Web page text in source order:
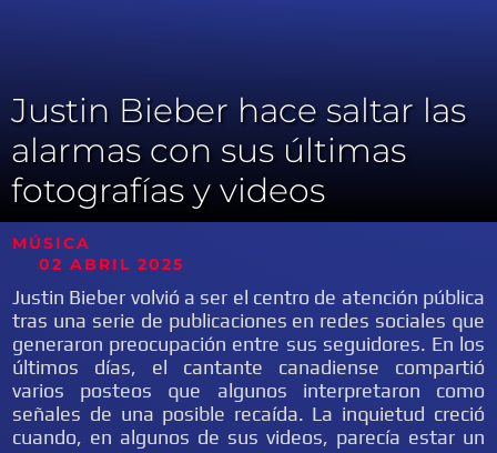
Justin Bieber hace saltar las
alarmas con sus últimas
fotografías y videos
MÚSICA
02 ABRIL 2025
Justin Bieber volvió a ser el centro de atención pública
tras una serie de publicaciones en redes sociales que
generaron preocupación entre sus seguidores. En los
últimos días, el cantante canadiense compartió
varios posteos que algunos interpretaron como
señales de una posible recaída. La inquietud creció
cuando, en algunos de sus videos, parecía estar un